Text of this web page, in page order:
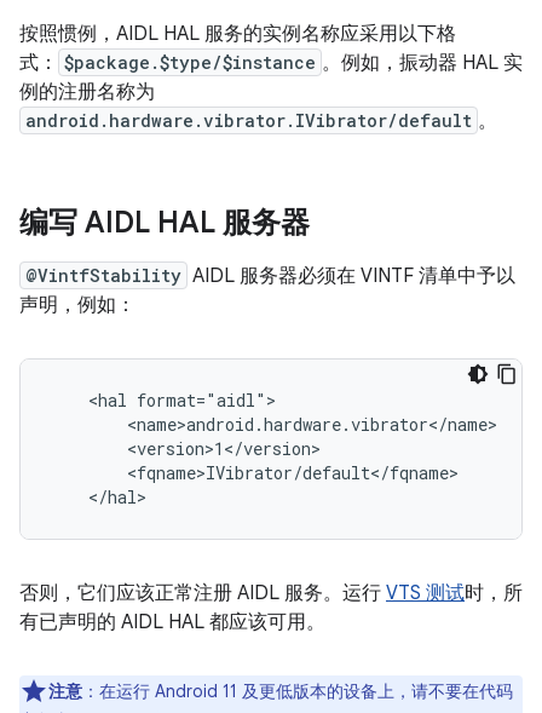
按照惯例，AIDL HAL 服务的实例名称应采用以下格
式：
$package.$type/$instance 。例如，振动器 HAL 实
例的注册名称为
android.hardware.vibrator.IVibrator/default 。
编写 AIDL HAL 服务器
@VintfStability AIDL 服务器必须在 VINTF 清单中予以
声明，例如：
    <hal format="aidl">
        <name>android.hardware.vibrator</name>
        <version>1</version>
        <fqname>IVibrator/default</fqname>
否则，它们应该正常注册 AIDL 服务。运行 VTS 测试时，所
有已声明的 AIDL HAL 都应该可用。
注意 ：在运行 Android 11 及更低版本的设备上，请不要在代码